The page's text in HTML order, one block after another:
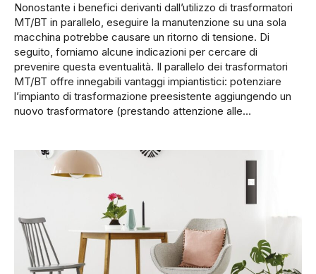
Nonostante i benefici derivanti dall’utilizzo di trasformatori
MT/BT in parallelo, eseguire la manutenzione su una sola
macchina potrebbe causare un ritorno di tensione. Di
seguito, forniamo alcune indicazioni per cercare di
prevenire questa eventualità. Il parallelo dei trasformatori
MT/BT offre innegabili van­taggi impiantistici: potenziare
l’impianto di tra­sformazione preesistente aggiungendo un
nuovo tra­sformatore (prestando at­tenzione alle…